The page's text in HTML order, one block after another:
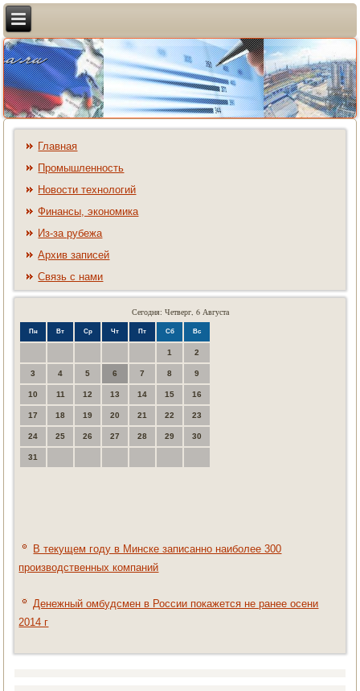
Главная
Промышленность
Новости технологий
Финансы, экономика
Из-за рубежа
Архив записей
Связь с нами
Сегодня: Четверг, 6 Августа
Пн Вт Ср Чт Пт Сб Вс
1 2
3 4 5 6 7 8 9
10 11 12 13 14 15 16
17 18 19 20 21 22 23
24 25 26 27 28 29 30
31
В текущем году в Минске записанно наиболее 300
производственных компаний
Денежный омбудсмен в России покажется не ранее осени
2014 г